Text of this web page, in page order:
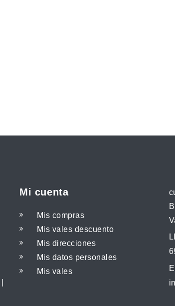
Mi cuenta
Mis compras
Mis vales descuento
Mis direcciones
Mis datos personales
Mis vales